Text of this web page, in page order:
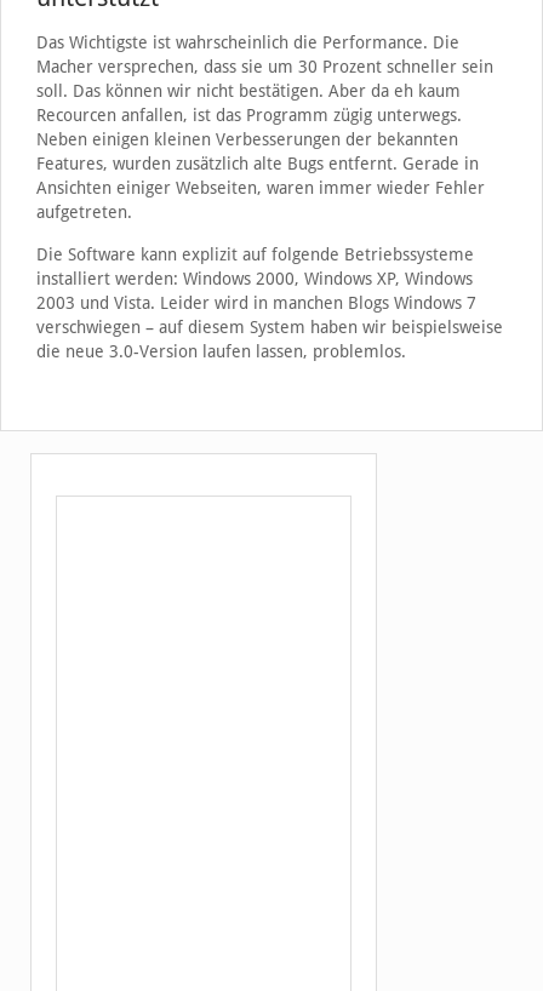
Das Wichtigste ist wahrscheinlich die Performance. Die
Macher versprechen, dass sie um 30 Prozent schneller sein
soll. Das können wir nicht bestätigen. Aber da eh kaum
Recourcen anfallen, ist das Programm zügig unterwegs.
Neben einigen kleinen Verbesserungen der bekannten
Features, wurden zusätzlich alte Bugs entfernt. Gerade in
Ansichten einiger Webseiten, waren immer wieder Fehler
aufgetreten.
Die Software kann explizit auf folgende Betriebssysteme
installiert werden: Windows 2000, Windows XP, Windows
2003 und Vista. Leider wird in manchen Blogs Windows 7
verschwiegen – auf diesem System haben wir beispielsweise
die neue 3.0-Version laufen lassen, problemlos.